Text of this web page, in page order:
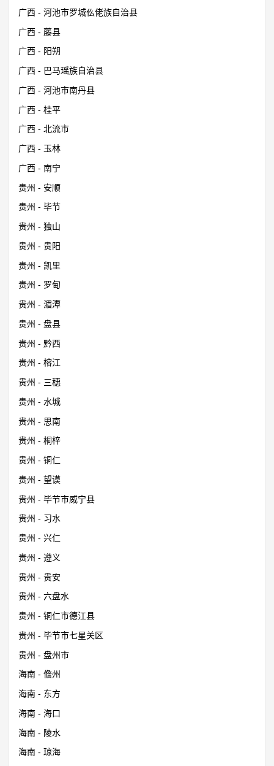
广西 - 河池市罗城仫佬族自治县
广西 - 藤县
广西 - 阳朔
广西 - 巴马瑶族自治县
广西 - 河池市南丹县
广西 - 桂平
广西 - 北流市
广西 - 玉林
广西 - 南宁
贵州 - 安顺
贵州 - 毕节
贵州 - 独山
贵州 - 贵阳
贵州 - 凯里
贵州 - 罗甸
贵州 - 湄潭
贵州 - 盘县
贵州 - 黔西
贵州 - 榕江
贵州 - 三穗
贵州 - 水城
贵州 - 思南
贵州 - 桐梓
贵州 - 铜仁
贵州 - 望谟
贵州 - 毕节市威宁县
贵州 - 习水
贵州 - 兴仁
贵州 - 遵义
贵州 - 贵安
贵州 - 六盘水
贵州 - 铜仁市德江县
贵州 - 毕节市七星关区
贵州 - 盘州市
海南 - 儋州
海南 - 东方
海南 - 海口
海南 - 陵水
海南 - 琼海